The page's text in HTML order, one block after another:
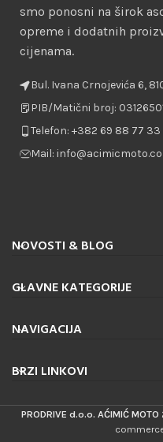
smo ponosni na širok
opreme i dodatnih
cijenama.
Bul. Ivana Crnojevića 6,
PIB/Matični broj:
Telefon: +382 69 88 77 33
Mail:
NOVOSTI & BLOG
GLAVNE KATEGORIJE
NAVIGACIJA
BRZI LINKOVI
PRODRIVE d.o.o. AĆIMIĆ MOTO